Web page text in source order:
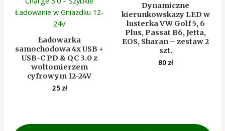
Ładowarka
samochodowa 4x USB +
USB-C PD & QC 3.0 z
woltomierzem
cyfrowym 12-24V
25 zł
Dynamiczne
kierunkowskazy LED w
lusterka VW Golf 5, 6
Plus, Passat B6, Jetta,
EOS, Sharan – zestaw 2
szt.
80 zł